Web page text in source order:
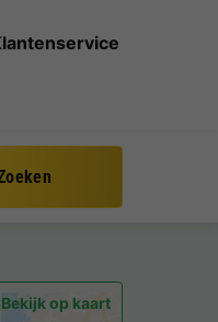
Bekijk op kaart